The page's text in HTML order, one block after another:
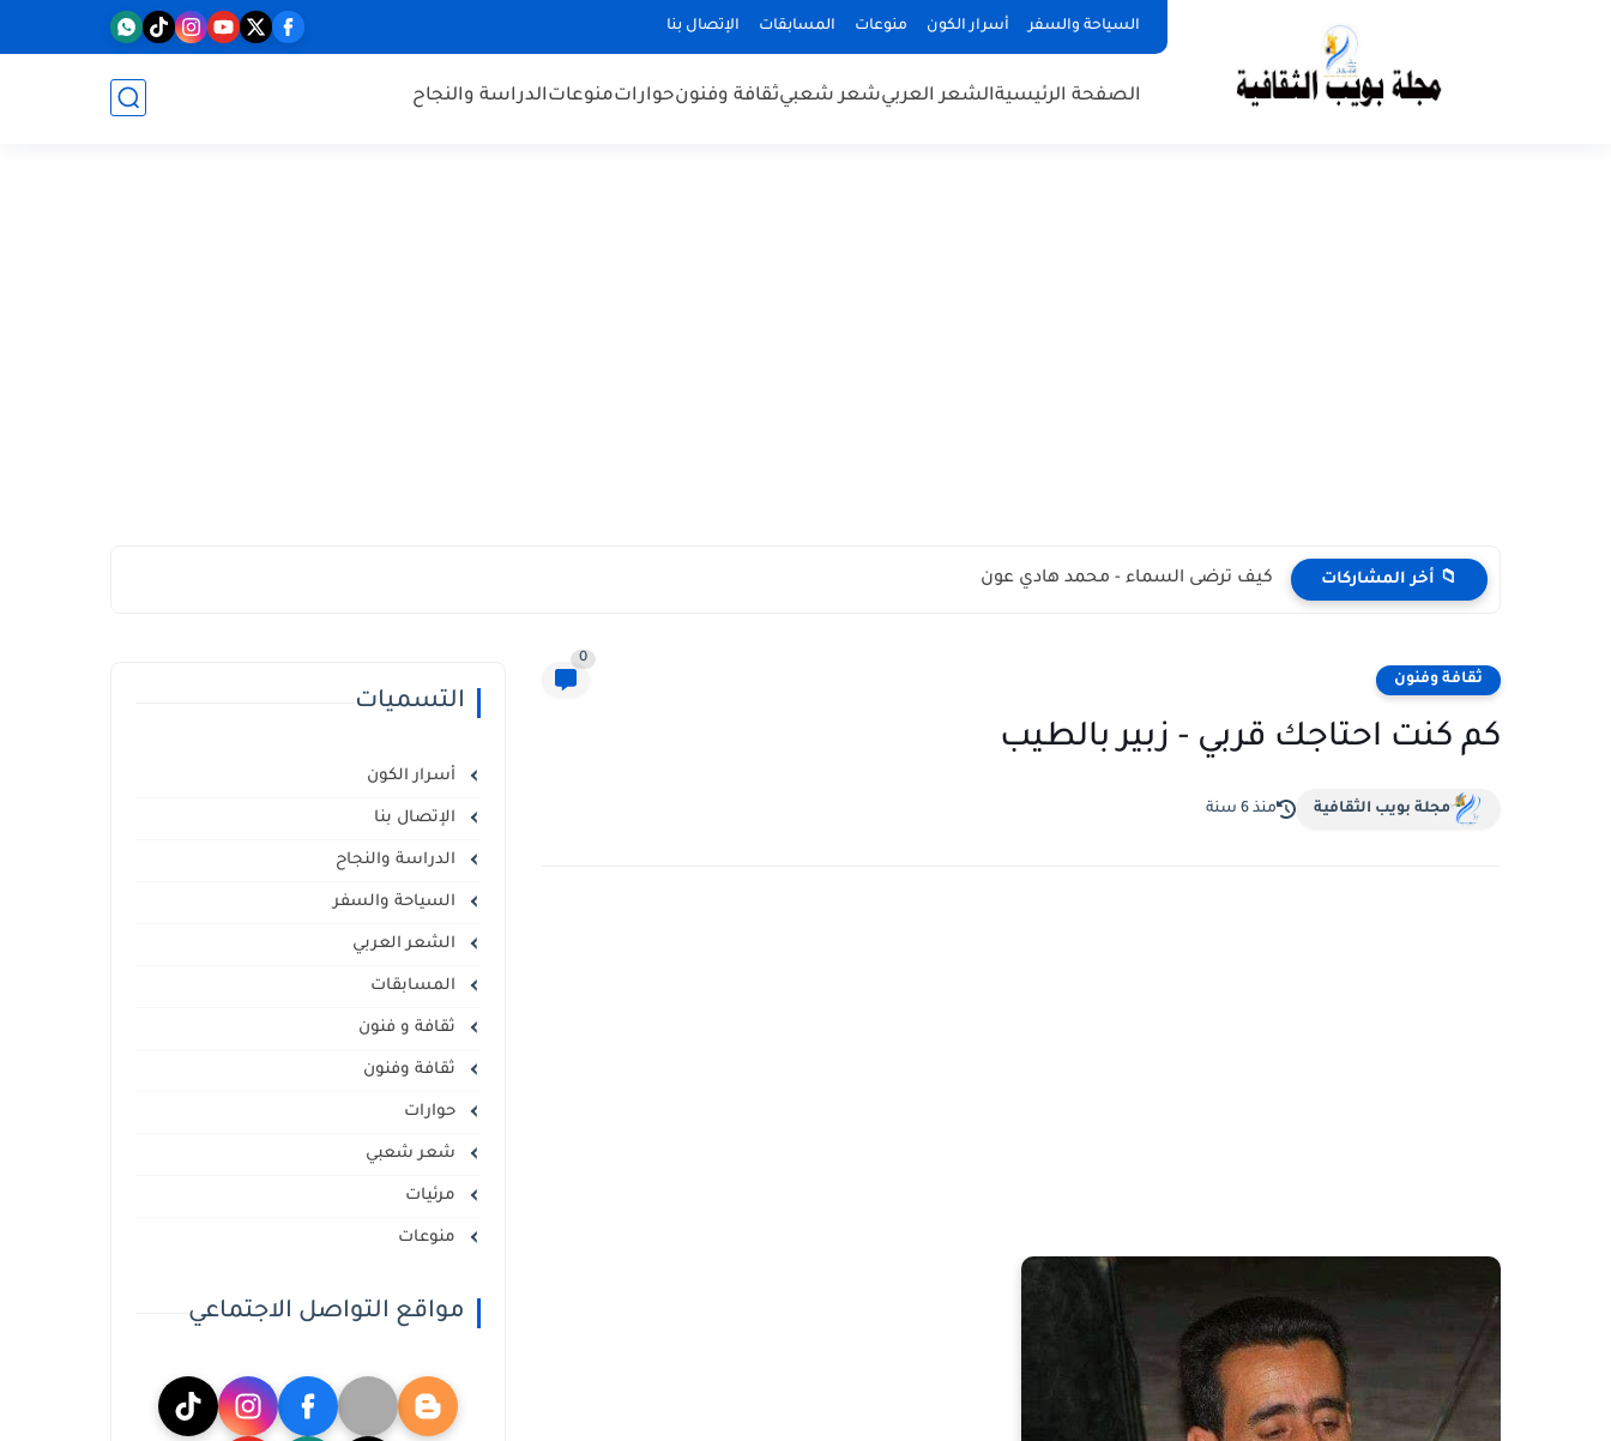
السياحة والسفر أسرار الكون منوعات المسابقات الإتصال بنا
الصفحة الرئيسيةالشعر العربيشعر شعبيثقافة وفنونحواراتمنوعاتالدراسة والنجاح
📁 أخر المشاركات كيف ترضى السماء - محمد هادي عون
ثقافة وفنون
0
كم كنت احتاجك قربي - زبير بالطيب
مجلة بويب الثقافية منذ 6 سنة
التسميات
أسرار الكون
الإتصال بنا
الدراسة والنجاح
السياحة والسفر
الشعر العربي
المسابقات
ثقافة و فنون
ثقافة وفنون
حوارات
شعر شعبي
مرئيات
منوعات
مواقع التواصل الاجتماعي